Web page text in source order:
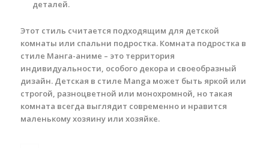
деталей.
Этот стиль считается подходящим для детской
комнаты или спальни подростка. Комната подростка в
стиле Манга-аниме – это территория
индивидуальности, особого декора и своеобразный
дизайн. Детская в стиле Manga может быть яркой или
строгой, разноцветной или монохромной, но такая
комната всегда выглядит современно и нравится
маленькому хозяину или хозяйке.